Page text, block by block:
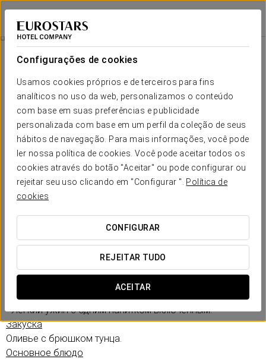
Configurações de cookies
Usamos cookies próprios e de terceiros para fins
analíticos no uso da web, personalizamos o conteúdo
com base em suas preferências e publicidade
personalizada com base em um perfil da coleção de seus
hábitos de navegação. Para mais informações, você pode
ler nossa política de cookies. Você pode aceitar todos os
cookies através do botão "Aceitar" ou pode configurar ou
rejeitar seu uso clicando em "Configurar ". Política de
cookies
CONFIGURAR
REJEITAR TUDO
ACEITAR
Eurostars San Antón
GRANADA
Experiência Business Premium
25 €
Experiência business premium
Небольшой отдых в будние дни со всем необходимым,
чтобы расслабиться в своём ритме.
В предложение входит:
- Ранний заезд (при наличии возможности).
- Поздний выезд до 14:00 (при наличии возможности).
- Лёгкий ужин с одним напитком включённым:
Закуска
Оливье с брюшком тунца.
Основное блюдо